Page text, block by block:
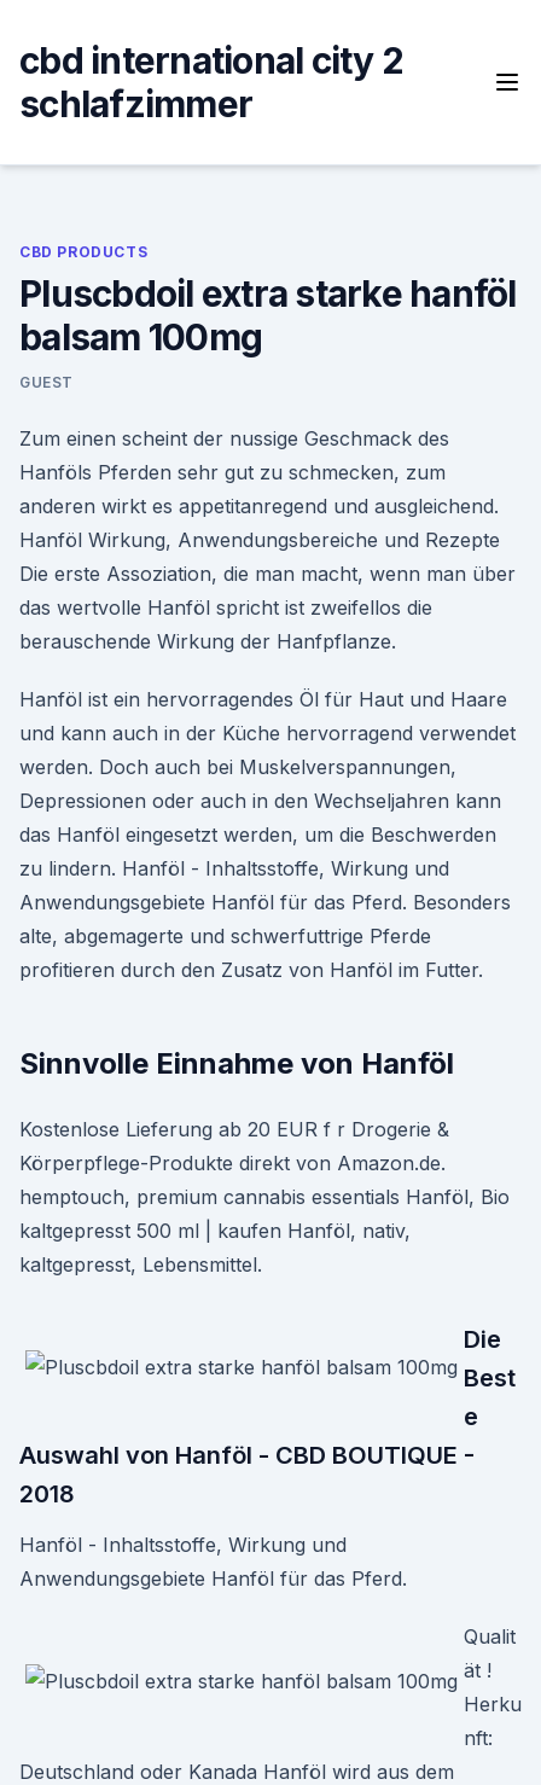
content
cbd international city 2
schlafzimmer
CBD PRODUCTS
Pluscbdoil extra starke hanföl
balsam 100mg
GUEST
Zum einen scheint der nussige Geschmack des
Hanföls Pferden sehr gut zu schmecken, zum
anderen wirkt es appetitanregend und ausgleichend.
Hanföl Wirkung, Anwendungsbereiche und Rezepte
Die erste Assoziation, die man macht, wenn man über
das wertvolle Hanföl spricht ist zweifellos die
berauschende Wirkung der Hanfpflanze.
Hanföl ist ein hervorragendes Öl für Haut und Haare
und kann auch in der Küche hervorragend verwendet
werden. Doch auch bei Muskelverspannungen,
Depressionen oder auch in den Wechseljahren kann
das Hanföl eingesetzt werden, um die Beschwerden
zu lindern. Hanföl - Inhaltsstoffe, Wirkung und
Anwendungsgebiete Hanföl für das Pferd. Besonders
alte, abgemagerte und schwerfuttrige Pferde
profitieren durch den Zusatz von Hanföl im Futter.
Sinnvolle Einnahme von Hanföl
Kostenlose Lieferung ab 20 EUR f r Drogerie &
Körperpflege-Produkte direkt von Amazon.de.
hemptouch, premium cannabis essentials Hanföl, Bio
kaltgepresst 500 ml | kaufen Hanföl, nativ,
kaltgepresst, Lebensmittel.
Die
Best
e
Auswahl von Hanföl - CBD BOUTIQUE -
2018
Hanföl - Inhaltsstoffe, Wirkung und
Anwendungsgebiete Hanföl für das Pferd.
Qualit
ät !
Herku
nft:
Deutschland oder Kanada Hanföl wird aus dem